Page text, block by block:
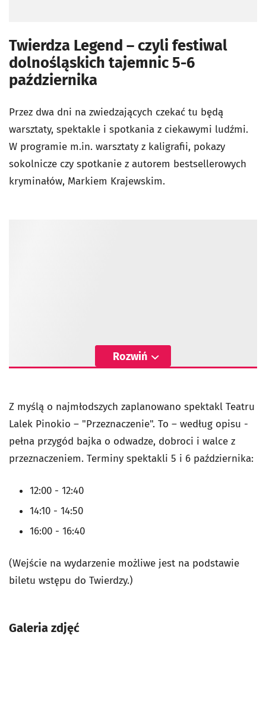
Twierdza Legend – czyli festiwal
dolnośląskich tajemnic 5-6
października
Przez dwa dni na zwiedzających czekać tu będą
warsztaty, spektakle i spotkania z ciekawymi ludźmi.
W programie m.in. warsztaty z kaligrafii, pokazy
sokolnicze czy spotkanie z autorem bestsellerowych
kryminałów, Markiem Krajewskim.
Rozwiń
Z myślą o najmłodszych zaplanowano spektakl Teatru
Lalek Pinokio – "Przeznaczenie". To – według opisu -
pełna przygód bajka o odwadze, dobroci i walce z
przeznaczeniem. Terminy spektakli 5 i 6 października:
12:00 - 12:40
14:10 - 14:50
16:00 - 16:40
(Wejście na wydarzenie możliwe jest na podstawie
biletu wstępu do Twierdzy.)
Galeria zdjęć